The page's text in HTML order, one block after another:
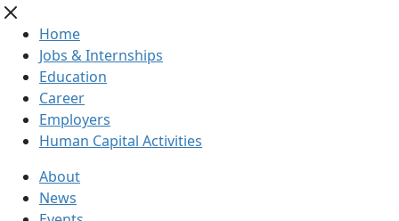
Home
Jobs & Internships
Education
Career
Employers
Human Capital Activities
About
News